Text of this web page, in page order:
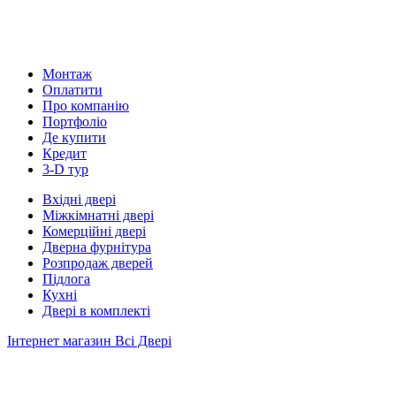
Монтаж
Оплатити
Про компанію
Портфоліо
Де купити
Кредит
3-D тур
Вхідні двері
Міжкімнатні двері
Комерційні двері
Дверна фурнітура
Розпродаж дверей
Підлога
Кухні
Двері в комплекті
Інтернет магазин Всі Двері